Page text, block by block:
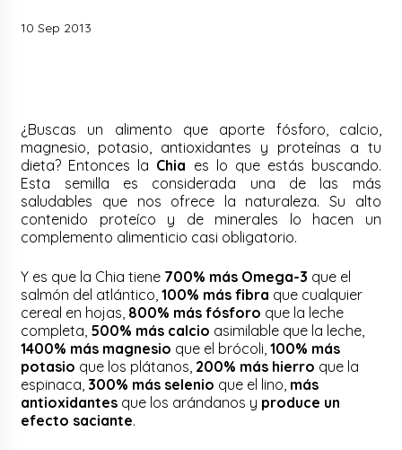
10 Sep 2013
¿Buscas un alimento que aporte fósforo, calcio,
magnesio, potasio, antioxidantes y proteínas a tu
dieta? Entonces la Chia es lo que estás buscando.
Esta semilla es considerada una de las más
saludables que nos ofrece la naturaleza. Su alto
contenido proteíco y de minerales lo hacen un
complemento alimenticio casi obligatorio.
Y es que la Chia tiene 700% más Omega-3 que el
salmón del atlántico,100% más fibra que cualquier
cereal en hojas, 800% más fósforo que la leche
completa, 500% más calcio asimilable que la leche,
1400% más magnesio que el brócoli, 100% más
potasio que los plátanos, 200% más hierro que la
espinaca, 300% más selenio que el lino, más
antioxidantes que los arándanos y produce un
efecto saciante.